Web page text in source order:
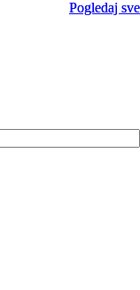
Pogledaj sve
Pogledaj sve